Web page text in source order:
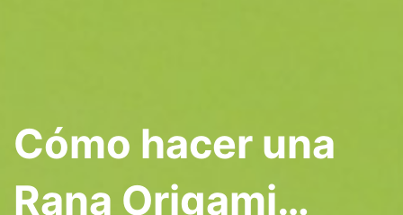
Cómo hacer una
Rana Origami…